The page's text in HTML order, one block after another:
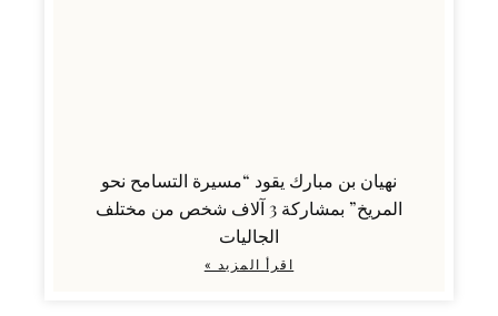
نهيان بن مبارك يقود “مسيرة التسامح نحو
المريخ” بمشاركة 3 آلاف شخص من مختلف
الجاليات
اقرأ المزيد »